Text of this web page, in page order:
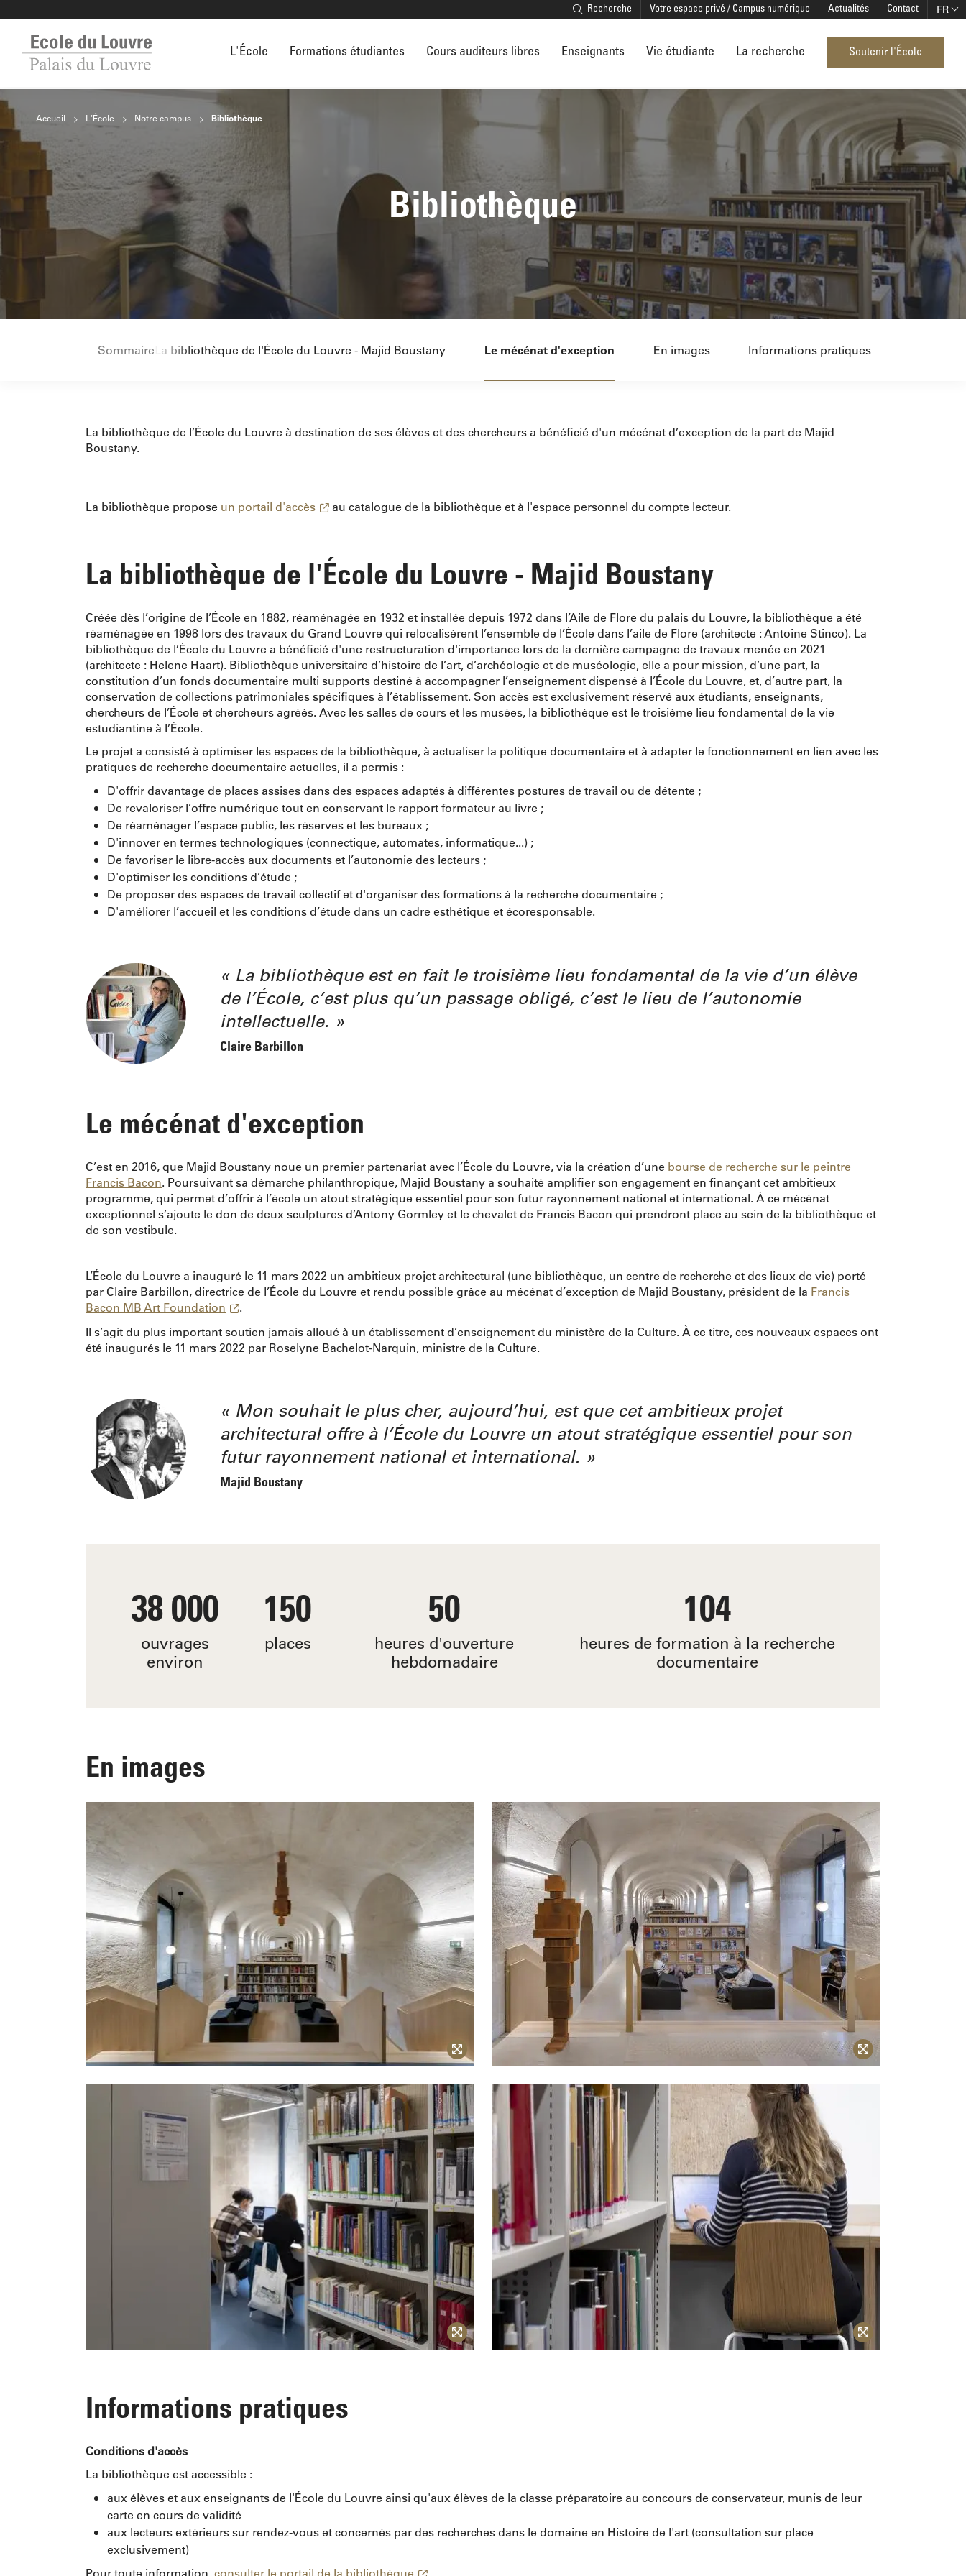
Recherche Votre espace privé / Campus numérique Actualités Contact FR
L'École Formations étudiantes Cours auditeurs libres Enseignants Vie étudiante La recherche Soutenir l'École
Accueil L'École Notre campus Bibliothèque
Bibliothèque
Sommaire La bibliothèque de l'École du Louvre - Majid Boustany Le mécénat d'exception En images Informations pratiques
La bibliothèque de l’École du Louvre à destination de ses élèves et des chercheurs a bénéficié d'un mécénat d’exception de la part de Majid
Boustany.
La bibliothèque propose un portail d'accès au catalogue de la bibliothèque et à l'espace personnel du compte lecteur.
La bibliothèque de l'École du Louvre - Majid Boustany
Créée dès l’origine de l’École en 1882, réaménagée en 1932 et installée depuis 1972 dans l’Aile de Flore du palais du Louvre, la bibliothèque a été
réaménagée en 1998 lors des travaux du Grand Louvre qui relocalisèrent l’ensemble de l’École dans l’aile de Flore (architecte : Antoine Stinco). La
bibliothèque de l’École du Louvre a bénéficié d'une restructuration d'importance lors de la dernière campagne de travaux menée en 2021
(architecte : Helene Haart). Bibliothèque universitaire d’histoire de l’art, d’archéologie et de muséologie, elle a pour mission, d’une part, la
constitution d’un fonds documentaire multi supports destiné à accompagner l’enseignement dispensé à l’École du Louvre, et, d’autre part, la
conservation de collections patrimoniales spécifiques à l’établissement. Son accès est exclusivement réservé aux étudiants, enseignants,
chercheurs de l’École et chercheurs agréés. Avec les salles de cours et les musées, la bibliothèque est le troisième lieu fondamental de la vie
estudiantine à l’École.
Le projet a consisté à optimiser les espaces de la bibliothèque, à actualiser la politique documentaire et à adapter le fonctionnement en lien avec les
pratiques de recherche documentaire actuelles, il a permis :
D'offrir davantage de places assises dans des espaces adaptés à différentes postures de travail ou de détente ;
De revaloriser l’offre numérique tout en conservant le rapport formateur au livre ;
De réaménager l’espace public, les réserves et les bureaux ;
D'innover en termes technologiques (connectique, automates, informatique...) ;
De favoriser le libre-accès aux documents et l’autonomie des lecteurs ;
D'optimiser les conditions d’étude ;
De proposer des espaces de travail collectif et d'organiser des formations à la recherche documentaire ;
D'améliorer l’accueil et les conditions d’étude dans un cadre esthétique et écoresponsable.
La bibliothèque est en fait le troisième lieu fondamental de la vie d’un élève
de l’École, c’est plus qu’un passage obligé, c’est le lieu de l’autonomie
intellectuelle.
Claire Barbillon
Le mécénat d'exception
C’est en 2016, que Majid Boustany noue un premier partenariat avec l’École du Louvre, via la création d’une bourse de recherche sur le peintre
Francis Bacon. Poursuivant sa démarche philanthropique, Majid Boustany a souhaité amplifier son engagement en finançant cet ambitieux
programme, qui permet d’offrir à l’école un atout stratégique essentiel pour son futur rayonnement national et international. À ce mécénat
exceptionnel s’ajoute le don de deux sculptures d’Antony Gormley et le chevalet de Francis Bacon qui prendront place au sein de la bibliothèque et
de son vestibule.
L’École du Louvre a inauguré le 11 mars 2022 un ambitieux projet architectural (une bibliothèque, un centre de recherche et des lieux de vie) porté
par Claire Barbillon, directrice de l’École du Louvre et rendu possible grâce au mécénat d’exception de Majid Boustany, président de la Francis
Bacon MB Art Foundation
.
Il s’agit du plus important soutien jamais alloué à un établissement d’enseignement du ministère de la Culture. À ce titre, ces nouveaux espaces ont
été inaugurés le 11 mars 2022 par Roselyne Bachelot-Narquin, ministre de la Culture.
Mon souhait le plus cher, aujourd’hui, est que cet ambitieux projet
architectural offre à l’École du Louvre un atout stratégique essentiel pour son
futur rayonnement national et international.
Majid Boustany
38 000
ouvrages
environ
150
places
50
heures d'ouverture
hebdomadaire
104
heures de formation à la recherche
documentaire
En images
Informations pratiques
Conditions d'accès
La bibliothèque est accessible :
aux élèves et aux enseignants de l'École du Louvre ainsi qu'aux élèves de la classe préparatoire au concours de conservateur, munis de leur
carte en cours de validité
aux lecteurs extérieurs sur rendez-vous et concernés par des recherches dans le domaine en Histoire de l'art (consultation sur place
exclusivement)
Pour toute information, consulter le portail de la bibliothèque